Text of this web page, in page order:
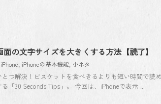
面の文字サイズを大きくする方法【読了】
iPhone iPhoneの基本機能 小ネタ
つ解決！ビスケットを食べきるよりも短い時間で読
「30 Seconds Tips」。 今回は、iPhoneで表示 ...